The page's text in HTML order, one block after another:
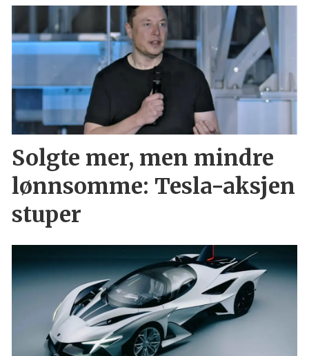
Solgte mer, men mindre
lønnsomme: Tesla-aksjen
stuper